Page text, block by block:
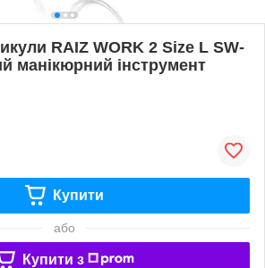
RAIZ WORK 2 Size L SW-
манікюрний інструмент
Купити
або
Купити з